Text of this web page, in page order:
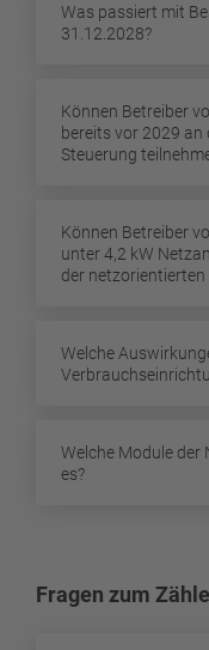
Was passiert mit
31.12.2028?
Können Betreiber
bereits vor 2029
Steuerung
Können Betreiber
unter 4,2 kW
der
Welche
Welche Module
es?
Fragen zum